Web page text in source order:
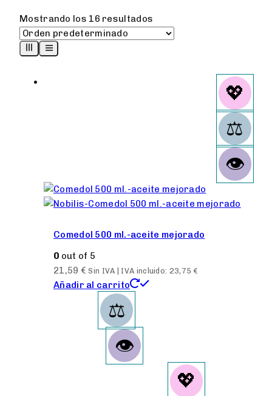
Mostrando los 16 resultados
Comedol 500 ml.-aceite mejorado
0 out of 5
21,59 € Sin IVA | IVA incluido: 23,75€
Añadir al carrito